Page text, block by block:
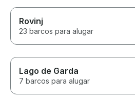
Rovinj
23 barcos para alugar
Lago de Garda
7 barcos para alugar